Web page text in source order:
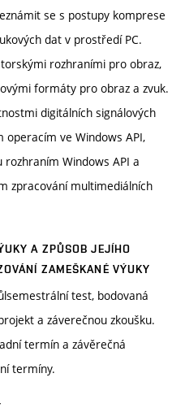
se s postupy komprese
dat v prostředí PC.
rozhraními pro obraz,
formáty pro obraz a zvuk.
digitálních signálových
ve Windows API,
rozhraním Windows API a
zpracování multimediálních
A ZPŮSOB JEJÍHO
ZAMEŠKANÉ VÝUKY
test, bodovaná
a záverečnou zkoušku.
termín a závěrečná
termíny.